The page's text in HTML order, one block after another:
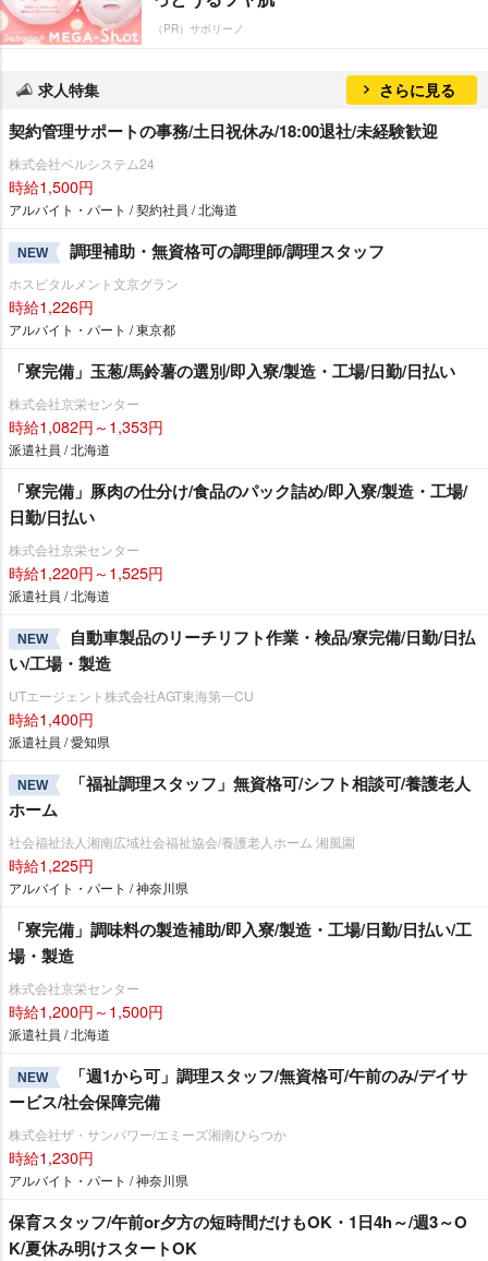
（PR）サボリーノ
求人特集 さらに見る
契約管理サポートの事務/土日祝休み/18:00退社/未経験歓迎
株式会社ベルシステム24
時給1,500円
アルバイト・パート / 契約社員 / 北海道
NEW 調理補助・無資格可の調理師/調理スタッフ
ホスピタルメント文京グラン
時給1,226円
アルバイト・パート / 東京都
「寮完備」玉葱/馬鈴薯の選別/即入寮/製造・工場/日勤/日払い
株式会社京栄センター
時給1,082円～1,353円
派遣社員 / 北海道
「寮完備」豚肉の仕分け/食品のパック詰め/即入寮/製造・工場/
日勤/日払い
株式会社京栄センター
時給1,220円～1,525円
派遣社員 / 北海道
NEW
自動車製品のリーチリフト作業・検品/寮完備/日勤/日払
い/工場・製造
UTエージェント株式会社AGT東海第一CU
時給1,400円
派遣社員 / 愛知県
NEW
「福祉調理スタッフ」無資格可/シフト相談可/養護老人
ホーム
社会福祉法人湘南広域社会福祉協会/養護老人ホーム 湘風園
時給1,225円
アルバイト・パート / 神奈川県
「寮完備」調味料の製造補助/即入寮/製造・工場/日勤/日払い/工
場・製造
株式会社京栄センター
時給1,200円～1,500円
派遣社員 / 北海道
NEW
「週1から可」調理スタッフ/無資格可/午前のみ/デイサ
ービス/社会保障完備
株式会社ザ・サンパワー/エミーズ湘南ひらつか
時給1,230円
アルバイト・パート / 神奈川県
保育スタッフ/午前or夕方の短時間だけもOK・1日4h～/週3～O
K/夏休み明けスタートOK